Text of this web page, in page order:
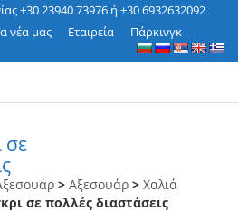
+30 23940 73976 ή +30 6932632092
νέα μας Εταιρεία
Πάρκινγκ
σε
> Αξεσουάρ > Χαλιά
σε πολλές διαστάσεις